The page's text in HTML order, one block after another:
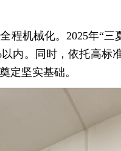
机械化。2025年“三
内。同时，依托高
定坚实基础。